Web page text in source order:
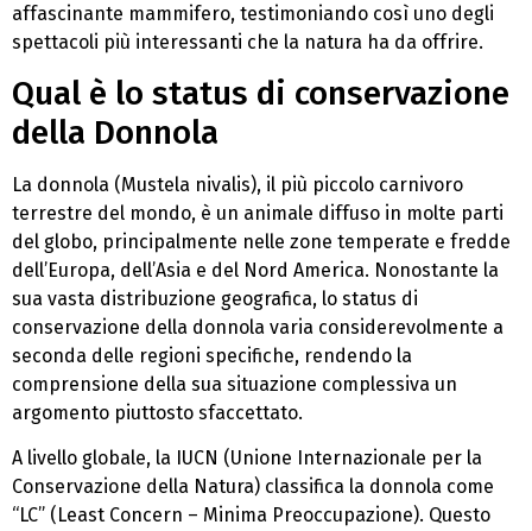
affascinante mammifero, testimoniando così uno degli
spettacoli più interessanti che la natura ha da offrire.
Qual è lo status di conservazione
della Donnola
La donnola (Mustela nivalis), il più piccolo carnivoro
terrestre del mondo, è un animale diffuso in molte parti
del globo, principalmente nelle zone temperate e fredde
dell’Europa, dell’Asia e del Nord America. Nonostante la
sua vasta distribuzione geografica, lo status di
conservazione della donnola varia considerevolmente a
seconda delle regioni specifiche, rendendo la
comprensione della sua situazione complessiva un
argomento piuttosto sfaccettato.
A livello globale, la IUCN (Unione Internazionale per la
Conservazione della Natura) classifica la donnola come
“LC” (Least Concern – Minima Preoccupazione). Questo